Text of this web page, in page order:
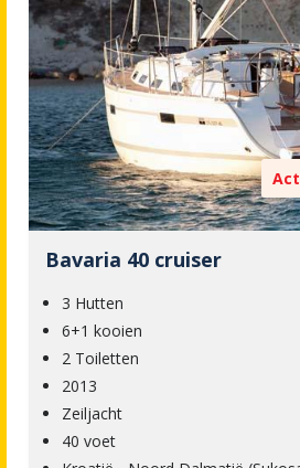
Bavaria 40 cruiser
3 Hutten
6+1 kooien
2 Toiletten
2013
Zeiljacht
40 voet